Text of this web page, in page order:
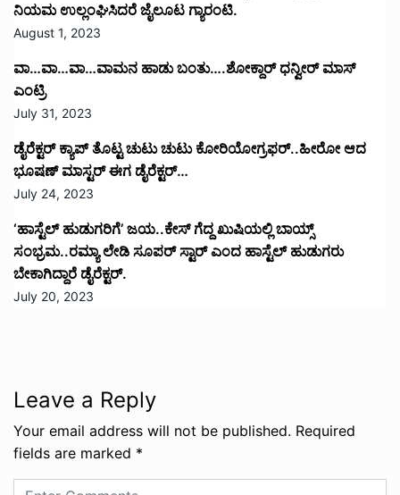
ನಿಯಮ ಉಲ್ಲಂಘಿಸಿದರೆ ಜೈಲೂಟ ಗ್ಯಾರಂಟಿ.
August 1, 2023
ವಾ…ವಾ…ವಾ…ವಾಮನ ಹಾಡು ಬಂತು….ಶೋಕ್ದಾರ್ ಧನ್ವೀರ್ ಮಾಸ್
ಎಂಟ್ರಿ
July 31, 2023
ಡೈರೆಕ್ಟರ್ ಕ್ಯಾಪ್ ತೊಟ್ಟ ಚುಟು ಚುಟು ಕೋರಿಯೋಗ್ರಫರ್..ಹೀರೋ ಆದ
ಭೂಷಣ್ ಮಾಸ್ಟರ್ ಈಗ ಡೈರೆಕ್ಟರ್…
July 24, 2023
‘ಹಾಸ್ಟೆಲ್ ಹುಡುಗರಿಗೆ’ ಜಯ..ಕೇಸ್ ಗೆದ್ದ ಖುಷಿಯಲ್ಲಿ ಬಾಯ್ಸ್
ಸಂಭ್ರಮ..ರಮ್ಯಾ ಲೇಡಿ ಸೂಪರ್ ಸ್ಟಾರ್ ಎಂದ ಹಾಸ್ಟೆಲ್ ಹುಡುಗರು
ಬೇಕಾಗಿದ್ದಾರೆ ಡೈರೆಕ್ಟರ್.
July 20, 2023
Leave a Reply
Your email address will not be published. Required
fields are marked *